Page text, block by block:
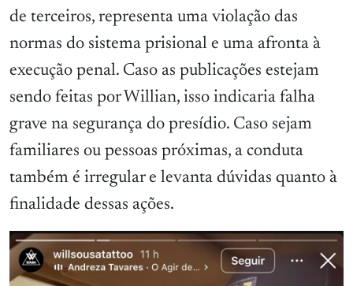
de terceiros, representa uma violação das
normas do sistema prisional e uma afronta à
execução penal. Caso as publicações estejam
sendo feitas por Willian, isso indicaria falha
grave na segurança do presídio. Caso sejam
familiares ou pessoas próximas, a conduta
também é irregular e levanta dúvidas quanto à
finalidade dessas ações.